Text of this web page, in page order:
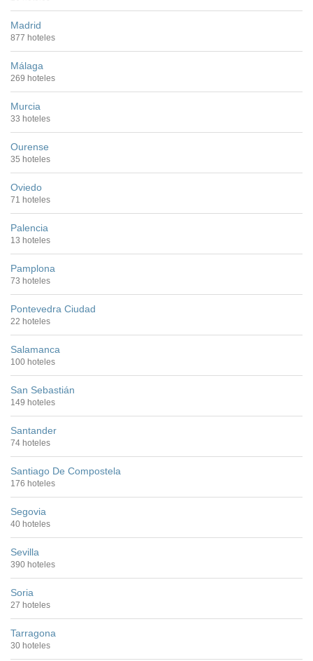
Madrid
877 hoteles
Málaga
269 hoteles
Murcia
33 hoteles
Ourense
35 hoteles
Oviedo
71 hoteles
Palencia
13 hoteles
Pamplona
73 hoteles
Pontevedra Ciudad
22 hoteles
Salamanca
100 hoteles
San Sebastián
149 hoteles
Santander
74 hoteles
Santiago De Compostela
176 hoteles
Segovia
40 hoteles
Sevilla
390 hoteles
Soria
27 hoteles
Tarragona
30 hoteles